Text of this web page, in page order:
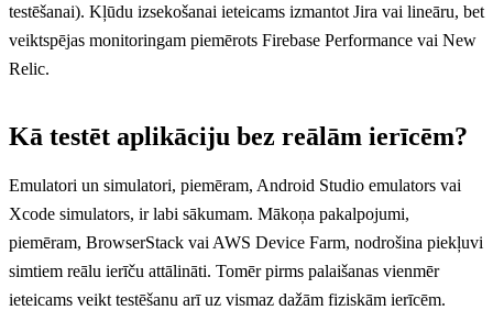
testēšanai). Kļūdu izsekošanai ieteicams izmantot Jira vai lineāru, bet
veiktspējas monitoringam piemērots Firebase Performance vai New
Relic.
Kā testēt aplikāciju bez reālām ierīcēm?
Emulatori un simulatori, piemēram, Android Studio emulators vai
Xcode simulators, ir labi sākumam. Mākoņa pakalpojumi,
piemēram, BrowserStack vai AWS Device Farm, nodrošina piekļuvi
simtiem reālu ierīču attālināti. Tomēr pirms palaišanas vienmēr
ieteicams veikt testēšanu arī uz vismaz dažām fiziskām ierīcēm.